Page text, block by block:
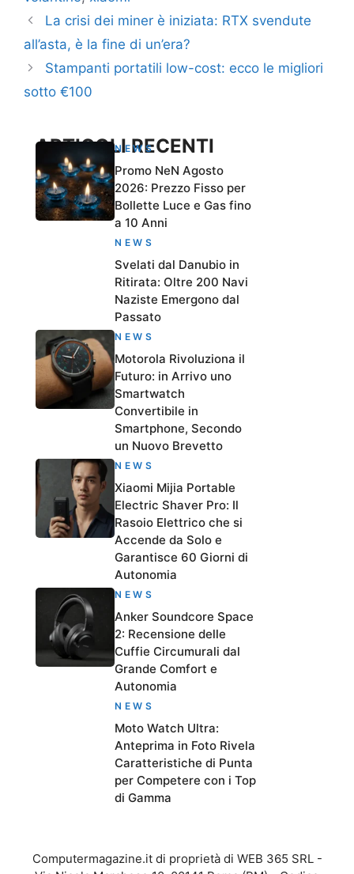
La crisi dei miner è iniziata: RTX svendute
all’asta, è la fine di un’era?
Stampanti portatili low-cost: ecco le migliori
sotto €100
ARTICOLI RECENTI
NEWS
Promo NeN Agosto
2026: Prezzo Fisso per
Bollette Luce e Gas fino
a 10 Anni
NEWS
Svelati dal Danubio in
Ritirata: Oltre 200 Navi
Naziste Emergono dal
Passato
NEWS
Motorola Rivoluziona il
Futuro: in Arrivo uno
Smartwatch
Convertibile in
Smartphone, Secondo
un Nuovo Brevetto
NEWS
Xiaomi Mijia Portable
Electric Shaver Pro: Il
Rasoio Elettrico che si
Accende da Solo e
Garantisce 60 Giorni di
Autonomia
NEWS
Anker Soundcore Space
2: Recensione delle
Cuffie Circumurali dal
Grande Comfort e
Autonomia
NEWS
Moto Watch Ultra:
Anteprima in Foto Rivela
Caratteristiche di Punta
per Competere con i Top
di Gamma
Computermagazine.it di proprietà di WEB 365 SRL -